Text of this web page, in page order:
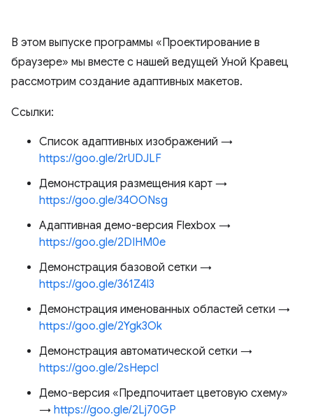
В этом выпуске программы «Проектирование в
браузере» мы вместе с нашей ведущей Уной Кравец
рассмотрим создание адаптивных макетов.
Ссылки:
Список адаптивных изображений →
https://goo.gle/2rUDJLF
Демонстрация размещения карт →
https://goo.gle/34OONsg
Адаптивная демо-версия Flexbox →
https://goo.gle/2DIHM0e
Демонстрация базовой сетки →
https://goo.gle/361Z4l3
Демонстрация именованных областей сетки →
https://goo.gle/2Ygk3Ok
Демонстрация автоматической сетки →
https://goo.gle/2sHepcl
Демо-версия «Предпочитает цветовую схему»
→ https://goo.gle/2Lj70GP